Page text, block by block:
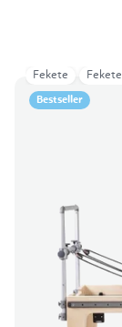
Bestseller
Fekete